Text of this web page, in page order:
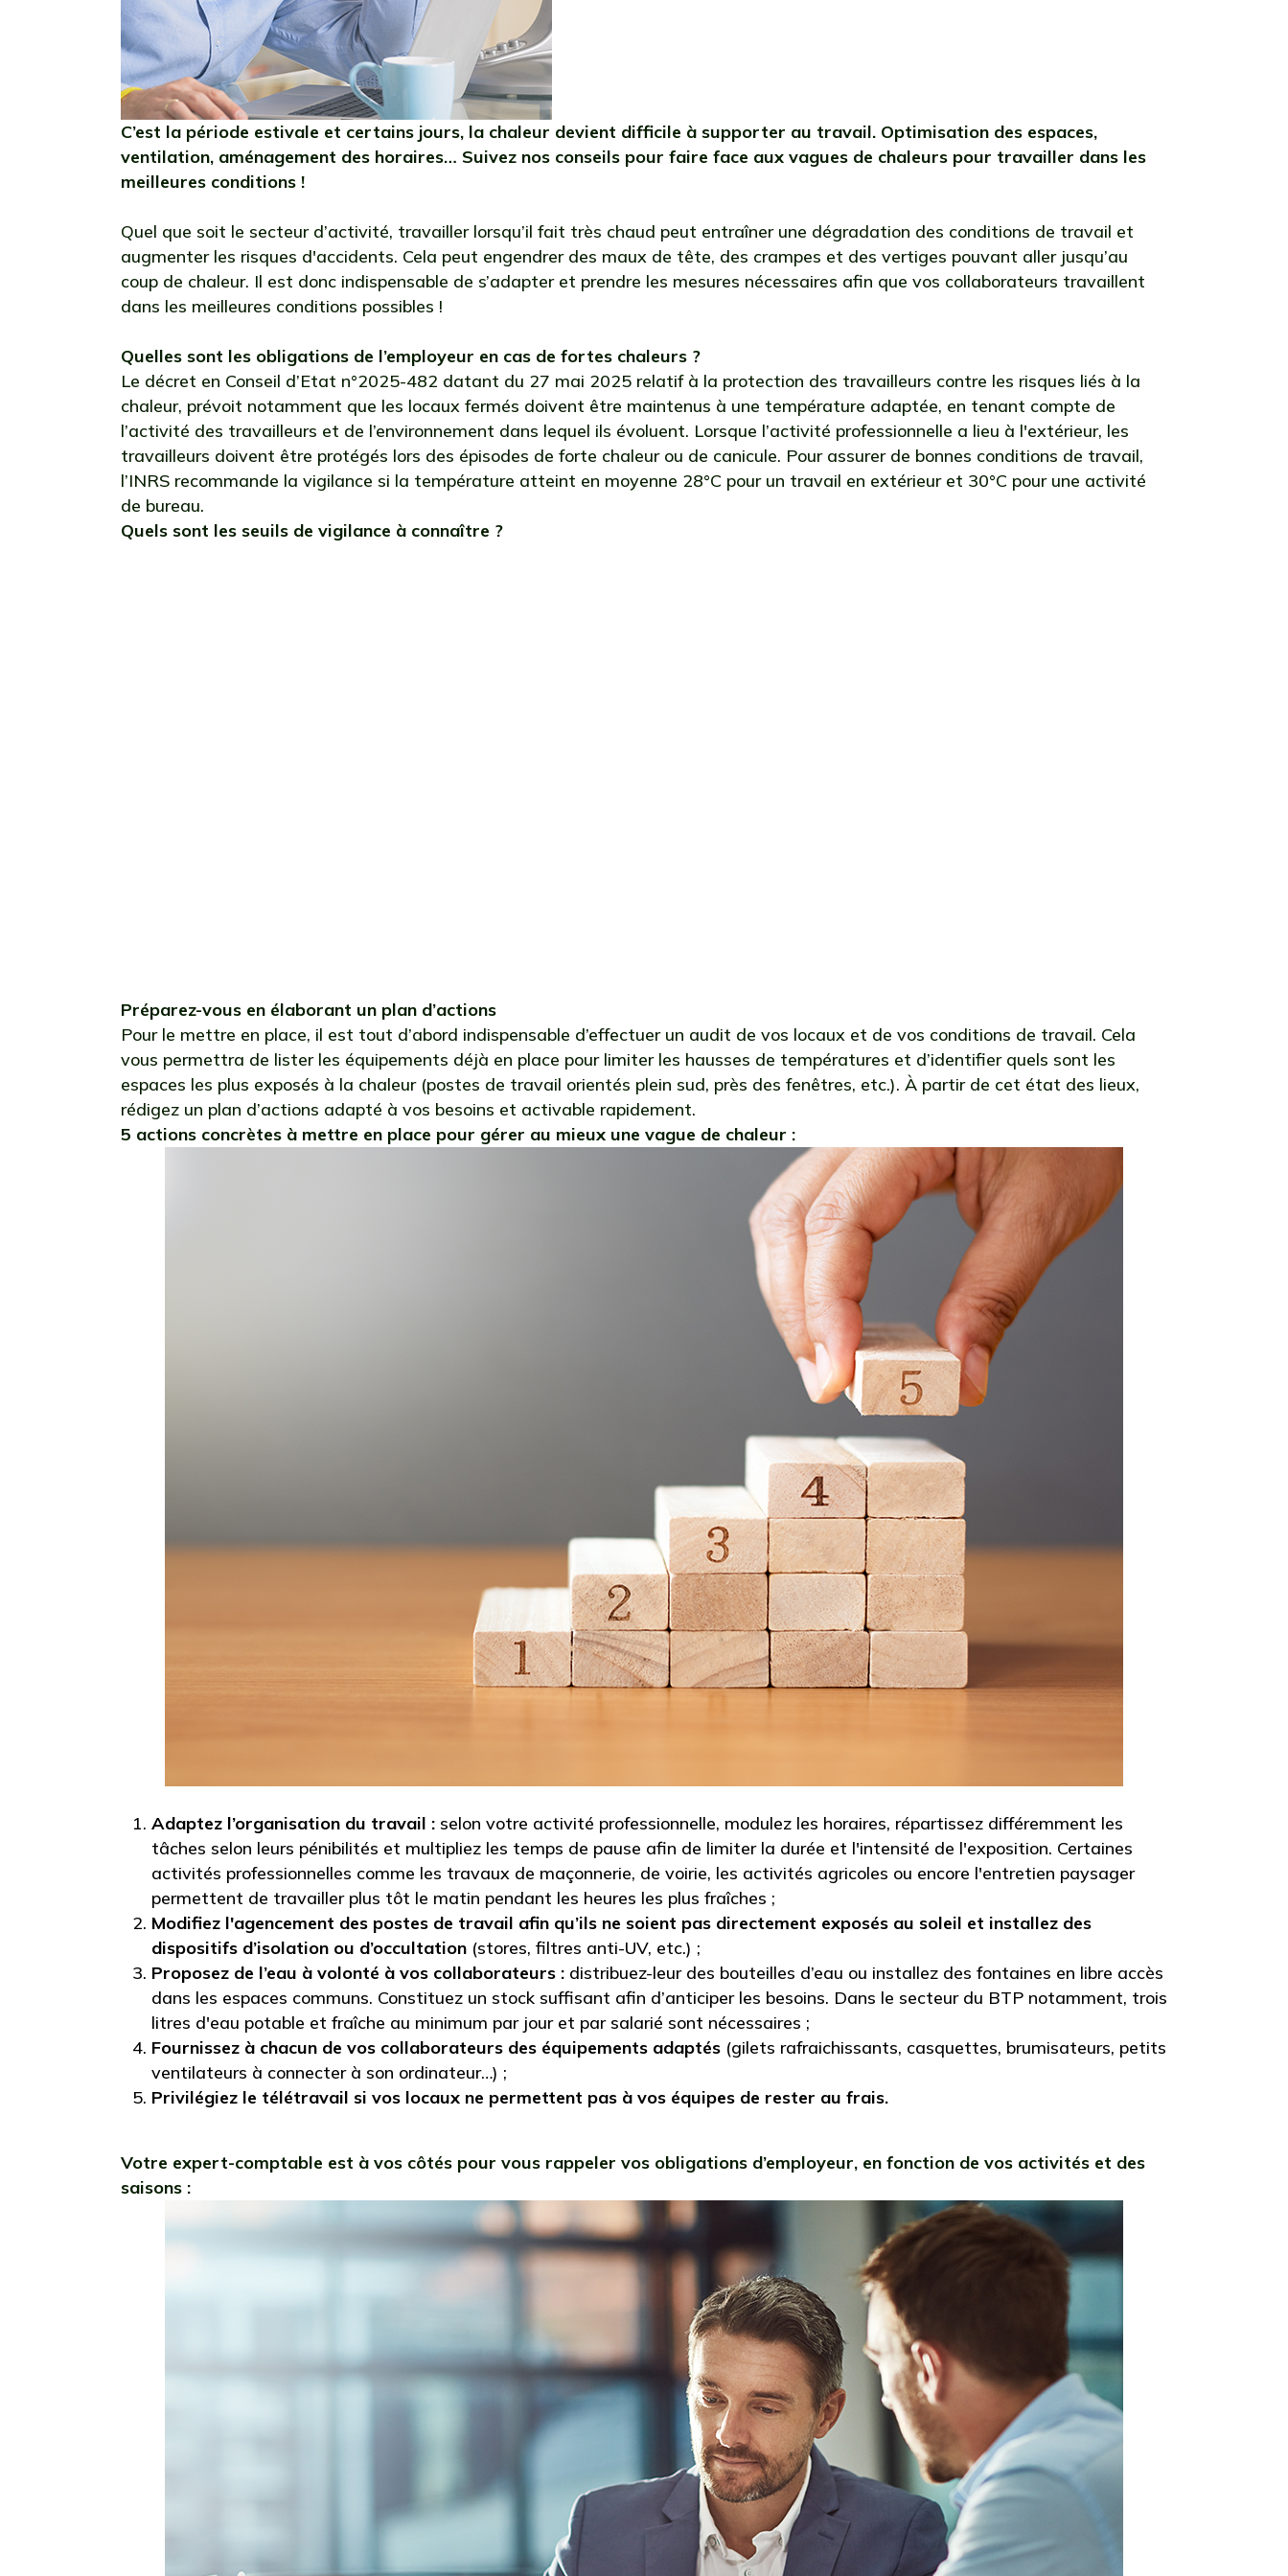
C’est la période estivale et certains jours, la chaleur devient difficile à supporter au travail. Optimisation des espaces,
ventilation, aménagement des horaires… Suivez nos conseils pour faire face aux vagues de chaleurs pour travailler dans les
meilleures conditions !
Quel que soit le secteur d’activité, travailler lorsqu’il fait très chaud peut entraîner une dégradation des conditions de travail et
augmenter les risques d'accidents. Cela peut engendrer des maux de tête, des crampes et des vertiges pouvant aller jusqu’au
coup de chaleur. Il est donc indispensable de s’adapter et prendre les mesures nécessaires afin que vos collaborateurs travaillent
dans les meilleures conditions possibles !
Quelles sont les obligations de l’employeur en cas de fortes chaleurs ?
Le décret en Conseil d’Etat n°2025-482 datant du 27 mai 2025 relatif à la protection des travailleurs contre les risques liés à la
chaleur, prévoit notamment que les locaux fermés doivent être maintenus à une température adaptée, en tenant compte de
l’activité des travailleurs et de l’environnement dans lequel ils évoluent. Lorsque l’activité professionnelle a lieu à l'extérieur, les
travailleurs doivent être protégés lors des épisodes de forte chaleur ou de canicule. Pour assurer de bonnes conditions de travail,
l’INRS recommande la vigilance si la température atteint en moyenne 28°C pour un travail en extérieur et 30°C pour une activité
de bureau.
Quels sont les seuils de vigilance à connaître ?
Préparez-vous en élaborant un plan d’actions
Pour le mettre en place, il est tout d’abord indispensable d’effectuer un audit de vos locaux et de vos conditions de travail. Cela
vous permettra de lister les équipements déjà en place pour limiter les hausses de températures et d’identifier quels sont les
espaces les plus exposés à la chaleur (postes de travail orientés plein sud, près des fenêtres, etc.). À partir de cet état des lieux,
rédigez un plan d’actions adapté à vos besoins et activable rapidement.
5 actions concrètes à mettre en place pour gérer au mieux une vague de chaleur :
Adaptez l’organisation du travail : selon votre activité professionnelle, modulez les horaires, répartissez différemment les
tâches selon leurs pénibilités et multipliez les temps de pause afin de limiter la durée et l'intensité de l'exposition. Certaines
activités professionnelles comme les travaux de maçonnerie, de voirie, les activités agricoles ou encore l'entretien paysager
permettent de travailler plus tôt le matin pendant les heures les plus fraîches ;
Modifiez l'agencement des postes de travail afin qu’ils ne soient pas directement exposés au soleil et installez des
dispositifs d’isolation ou d’occultation (stores, filtres anti-UV, etc.) ;
Proposez de l’eau à volonté à vos collaborateurs : distribuez-leur des bouteilles d’eau ou installez des fontaines en libre accès
dans les espaces communs. Constituez un stock suffisant afin d’anticiper les besoins. Dans le secteur du BTP notamment, trois
litres d'eau potable et fraîche au minimum par jour et par salarié sont nécessaires ;
Fournissez à chacun de vos collaborateurs des équipements adaptés (gilets rafraichissants, casquettes, brumisateurs, petits
ventilateurs à connecter à son ordinateur…) ;
Privilégiez le télétravail si vos locaux ne permettent pas à vos équipes de rester au frais.
Votre expert-comptable est à vos côtés pour vous rappeler vos obligations d’employeur, en fonction de vos activités et des
saisons :